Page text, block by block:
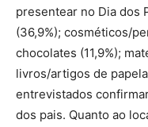
presentear no Dia dos
(36,9%); cosméticos/
chocolates (11,9%);
livros/artigos de
entrevistados
dos pais. Quanto ao